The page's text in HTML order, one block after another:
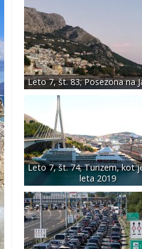
Leto 7, št. 83; Posezona na
Leto 7, št. 74; Turizem, kot
leta 2019